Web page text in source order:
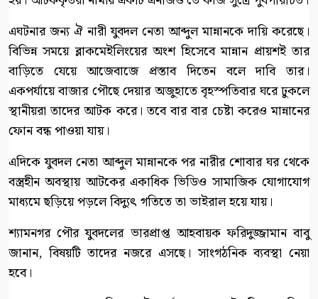
এঘটনার জন্য ঐ নারী যুবদল নেতা আব্দুল মান্নানকে দায়ি করেছে।
বিভিন্ন সময়ে ব্লাকমেইলিংয়ের অংশ হিসেবে মান্নান প্রায়শই তার
বাড়িতে যেয়ে আজেবাজে প্রস্তাব দিতেন বলে দাবি তার।
একপর্যায়ে বাজার পৌছে দেয়ার অজুহাতে বৃহস্পতিবার ঘরে ঢুকলে
স্থানীয়রা তাদের আটক করে। তবে বার বার চেষ্টা করেও মান্নানের
ফোন বন্ধ পাওয়া যায়।
এদিকে যুবদল নেতা আব্দুল মান্নানকে পর নারীর শোবার ঘর থেকে
বস্ত্রহীন অবস্থায় আটকের একাধিক ভিডিও সামাজিক যোগাযোগ
মাধ্যমে ছড়িয়ে পড়লে বিদ্যুৎ গতিতে তা ভাইরাল হয়ে যায়।
শ্যামনগর পৌর যুবদলের ভারপ্রাপ্ত আহবায়ক ফরিদুজ্জামান বাবু
জানান, বিষয়টি তাদের নজরে এসছে। সাংগঠনিক ব্যবস্থা নেয়া
হবে।